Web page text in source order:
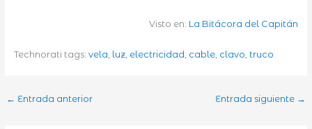
Visto en: La Bitácora del Capitán
Technorati tags: vela luz, electricidad cable, clavo truco
← Entrada anterior Entrada siguiente →